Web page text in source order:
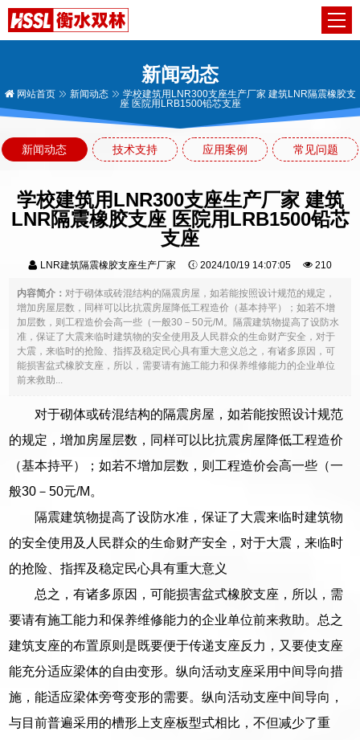
新闻动态
网站首页 新闻动态
学校建筑用LNR300支座生产厂家 建筑LNR隔震橡胶支
座 医院用LRB1500铅芯支座
新闻动态 技术支持 应用案例 常见问题
学校建筑用LNR300支座生产厂家 建筑
LNR隔震橡胶支座 医院用LRB1500铅芯
支座
LNR建筑隔震橡胶支座生产厂家 2024/10/19 14:07:05 210
内容简介： 对于砌体或砖混结构的隔震房屋，如若能按照设计规范的规定，
增加房屋层数，同样可以比抗震房屋降低工程造价（基本持平）；如若不增
加层数，则工程造价会高一些（一般30－50元/M。隔震建筑物提高了设防水
准，保证了大震来临时建筑物的安全使用及人民群众的生命财产安全，对于
大震，来临时的抢险、指挥及稳定民心具有重大意义总之，有诸多原因，可
能损害盆式橡胶支座，所以，需要请有施工能力和保养维修能力的企业单位
前来救助...
对于砌体或砖混结构的隔震房屋，如若能按照设计规范
的规定，增加房屋层数，同样可以比抗震房屋降低工程造价
（基本持平）；如若不增加层数，则工程造价会高一些（一
般30－50元/M。
隔震建筑物提高了设防水准，保证了大震来临时建筑物
的安全使用及人民群众的生命财产安全，对于大震，来临时
的抢险、指挥及稳定民心具有重大意义
总之，有诸多原因，可能损害盆式橡胶支座，所以，需
要请有施工能力和保养维修能力的企业单位前来救助。总之
建筑支座的布置原则是既要便于传递支座反力，又要使支座
能充分适应梁体的自由变形。纵向活动支座采用中间导向措
施，能适应梁体旁弯变形的需要。纵向活动支座中间导向，
与目前普遍采用的槽形上支座板型式相比，不但减少了重